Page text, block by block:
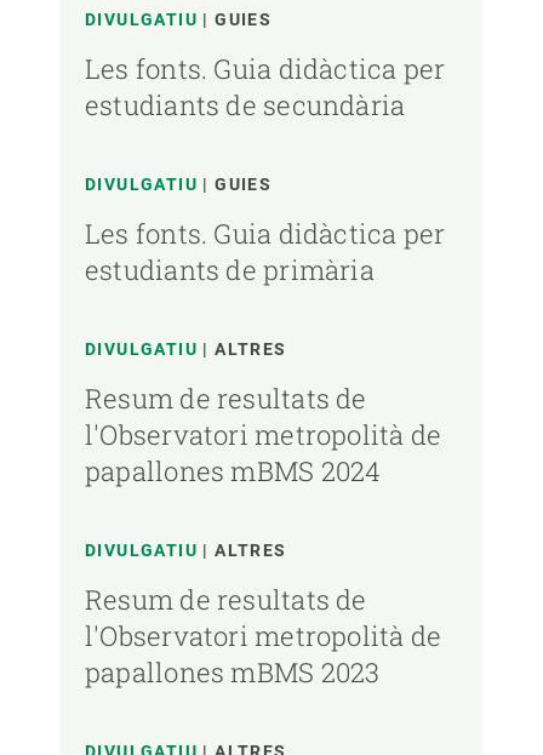
QUÈ ESTÀS BUSCANT?
QUIN TIPUS DE DOCUMENT?
IDIOMA
DIVULGATIU GUIES
Les fonts. Guia didàctica per
estudiants de secundària
DIVULGATIU GUIES
Les fonts. Guia didàctica per
estudiants de primària
DIVULGATIU ALTRES
Resum de resultats de
l'Observatori metropolità de
papallones mBMS 2024
DIVULGATIU ALTRES
Resum de resultats de
l'Observatori metropolità de
papallones mBMS 2023